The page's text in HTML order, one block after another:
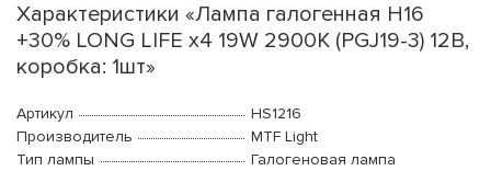
Характеристики «Лампа галогенная H16
+30% LONG LIFE x4 19W 2900К (PGJ19-3) 12В,
коробка: 1шт»
Артикул
HS1216
Производитель
MTF Light
Тип лампы
Галогеновая лампа